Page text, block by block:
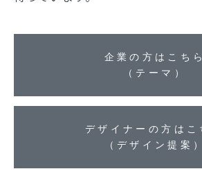
企業の方はこちら​
（テーマ）​
デザイナーの方はこ
（デザイン提案）​